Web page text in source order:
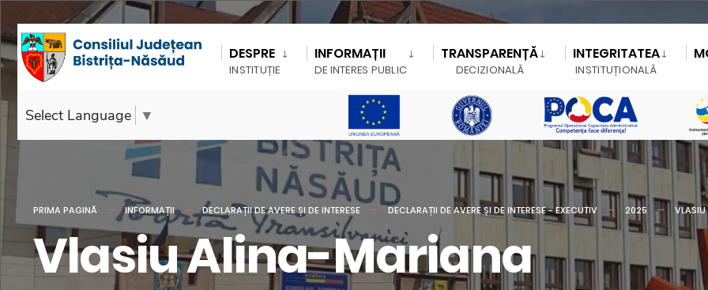
DESPRE
INSTITUȚIE
INFORMAȚII
DE INTERES PUBLIC
TRANSPARENȚĂ
DECIZIONALĂ
INTEGRITATEA
INSTITUȚIONALĂ
Select Language ▼
PRIMA PAGINĂ INFORMAȚII DECLARAȚII DE AVERE ȘI DE INTERESE DECLARAȚII DE AVERE ȘI DE INTERESE - EXECUTIV 2025
Vlasiu Alina-Mariana